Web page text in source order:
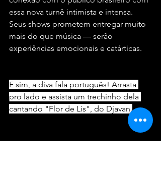
essa nova turnê intimista e intensa.
Seus shows prometem entregar muito
mais do que música — serão
experiências emocionais e catárticas.
E sim, a diva fala português! Arrasta
pro lado e assista um trechinho dela
cantando "Flor de Lis", do Djavan.